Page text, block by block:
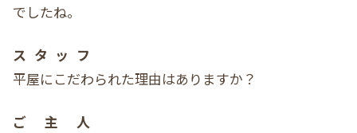
でしたね。
スタッフ
平屋にこだわられた理由はありますか？
ご主人